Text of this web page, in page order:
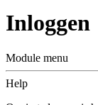
Inloggen
Module menu
Help